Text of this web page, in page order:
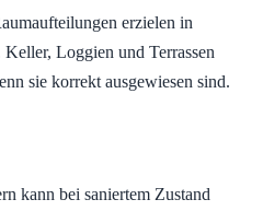
erzielen in
Keller, Loggien und Terrassen
sie korrekt ausgewiesen sind.
kann bei saniertem Zustand